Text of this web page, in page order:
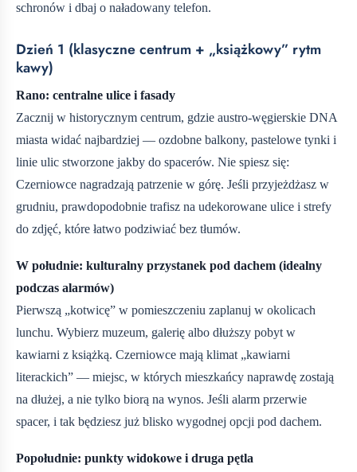
schronów i dbaj o naładowany telefon.
Dzień 1 (klasyczne centrum + „książkowy” rytm
kawy)
Rano: centralne ulice i fasady
Zacznij w historycznym centrum, gdzie austro-węgierskie DNA
miasta widać najbardziej — ozdobne balkony, pastelowe tynki i
linie ulic stworzone jakby do spacerów. Nie spiesz się:
Czerniowce nagradzają patrzenie w górę. Jeśli przyjeżdżasz w
grudniu, prawdopodobnie trafisz na udekorowane ulice i strefy
do zdjęć, które łatwo podziwiać bez tłumów.
W południe: kulturalny przystanek pod dachem (idealny
podczas alarmów)
Pierwszą „kotwicę” w pomieszczeniu zaplanuj w okolicach
lunchu. Wybierz muzeum, galerię albo dłuższy pobyt w
kawiarni z książką. Czerniowce mają klimat „kawiarni
literackich” — miejsc, w których mieszkańcy naprawdę zostają
na dłużej, a nie tylko biorą na wynos. Jeśli alarm przerwie
spacer, i tak będziesz już blisko wygodnej opcji pod dachem.
Popołudnie: punkty widokowe i druga pętla